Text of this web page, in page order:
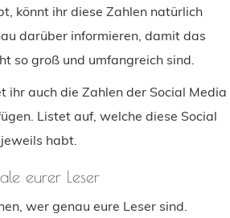
könnt ihr diese Zahlen natürlich
darüber informieren, damit das
so groß und umfangreich sind.
auch die Zahlen der Social Media
Listet auf, welche diese Social
habt.
eurer Leser
wer genau eure Leser sind.